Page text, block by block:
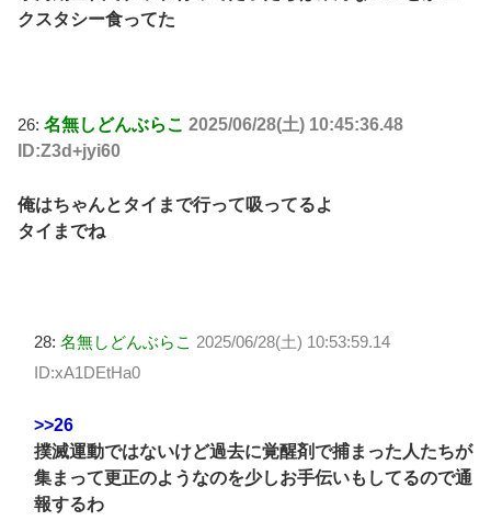
クスタシー食ってた
26: 名無しどんぶらこ 2025/06/28(土) 10:45:36.48
ID:Z3d+jyi60
俺はちゃんとタイまで行って吸ってるよ
タイまでね
28: 名無しどんぶらこ 2025/06/28(土) 10:53:59.14
ID:xA1DEtHa0
>>26
撲滅運動ではないけど過去に覚醒剤で捕まった人たちが
集まって更正のようなのを少しお手伝いもしてるので通
報するわ